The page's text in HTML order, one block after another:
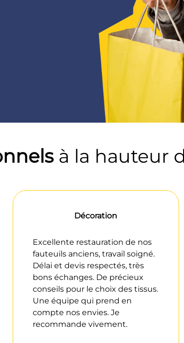
à la hauteur
Décoration
Excellente restauration de nos
fauteuils anciens, travail soigné.
Délai et devis respectés, très
bons échanges. De précieux
conseils pour le choix des tissus.
Une équipe qui prend en
compte nos envies. Je
recommande vivement.